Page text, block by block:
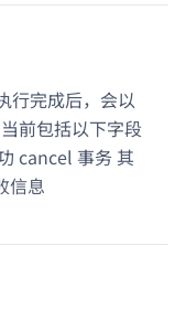
行完成后，会以
前包括以下字段
cancel 事务 其
信息